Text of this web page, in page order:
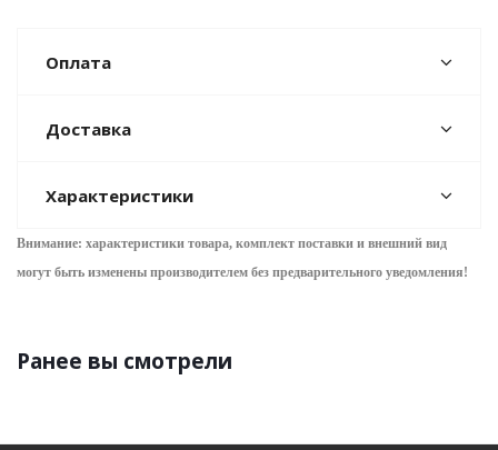
Оплата
Доставка
Характеристики
Внимание: характеристики товара, комплект поставки и внешний вид
могут быть изменены производителем без предварительного уведомления!
Ранее вы смотрели